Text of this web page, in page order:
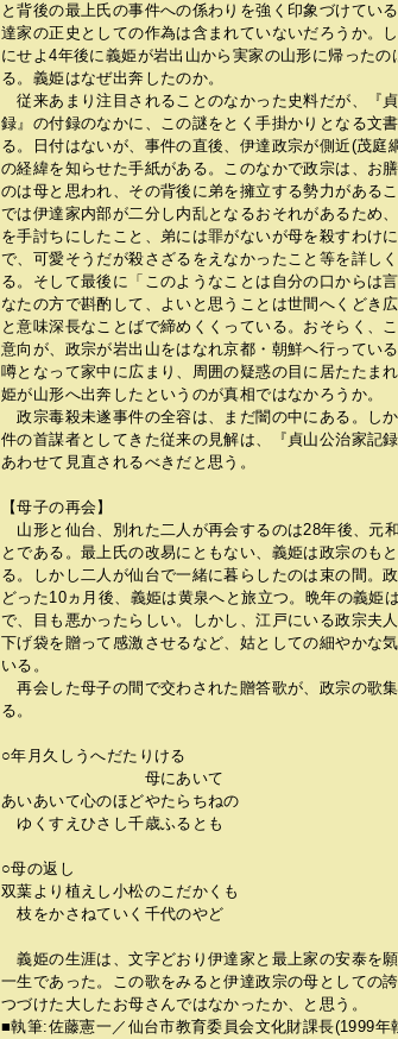
と背後の最上氏の事件への係わりを強く印象づけてい
達家の正史としての作為は含まれていないだろうか。
にせよ4年後に義姫が岩出山から実家の山形に帰ったの
る。義姫はなぜ出奔したのか。
従来あまり注目されることのなかった史料だが、『
録』の付録のなかに、この謎をとく手掛かりとなる文
る。日付はないが、事件の直後、伊達政宗が側近(茂庭
の経緯を知らせた手紙がある。このなかで政宗は、お
のは母と思われ、その背後に弟を擁立する勢力がある
では伊達家内部が二分し内乱となるおそれがあるため
を手討ちにしたこと、弟には罪がないが母を殺すわけ
で、可愛そうだが殺さざるをえなかったこと等を詳し
る。そして最後に「このようなことは自分の口からは
なたの方で斟酌して、よいと思うことは世間へくどき広
と意味深長なことばで締めくくっている。おそらく、
意向が、政宗が岩出山をはなれ京都・朝鮮へ行ってい
噂となって家中に広まり、周囲の疑惑の目に居たたま
姫が山形へ出奔したというのが真相ではなかろうか。
政宗毒殺未遂事件の全容は、まだ闇の中にある。し
件の首謀者としてきた従来の見解は、『貞山公治家記
あわせて見直されるべきだと思う。
【母子の再会】
山形と仙台、別れた二人が再会するのは28年後、元
とである。最上氏の改易にともない、義姫は政宗のも
る。しかし二人が仙台で一緒に暮らしたのは束の間。
どった10ヵ月後、義姫は黄泉へと旅立つ。晩年の義姫
で、目も悪かったらしい。しかし、江戸にいる政宗夫
下げ袋を贈って感激させるなど、姑としての細やかな
いる。
再会した母子の間で交わされた贈答歌が、政宗の歌
る。
○年月久しうへだたりける
母にあいて
あいあいて心のほどやたらちねの
ゆくすえひさし千歳ふるとも
○母の返し
双葉より植えし小松のこだかくも
枝をかさねていく千代のやど
義姫の生涯は、文字どおり伊達家と最上家の安泰を
一生であった。この歌をみると伊達政宗の母としての
つづけた大したお母さんではなかったか、と思う。
■執筆:佐藤憲一／仙台市教育委員会文化財課長(1999年